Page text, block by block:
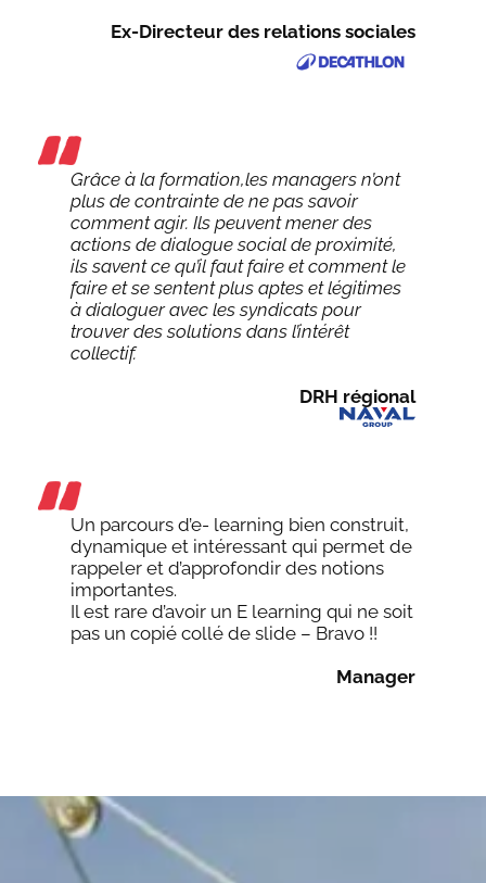
Ex-Directeur des relations sociales
Grâce à la formation,les managers n’ont
plus de contrainte de ne pas savoir
comment agir. Ils peuvent mener des
actions de dialogue social de proximité,
ils savent ce qu’il faut faire et comment le
faire et se sentent plus aptes et légitimes
à dialoguer avec les syndicats pour
trouver des solutions dans l’intérêt
collectif.
DRH régional
Un parcours d’e- learning bien construit,
dynamique et intéressant qui permet de
rappeler et d’approfondir des notions
importantes.
Il est rare d’avoir un E learning qui ne soit
pas un copié collé de slide – Bravo !!
Manager